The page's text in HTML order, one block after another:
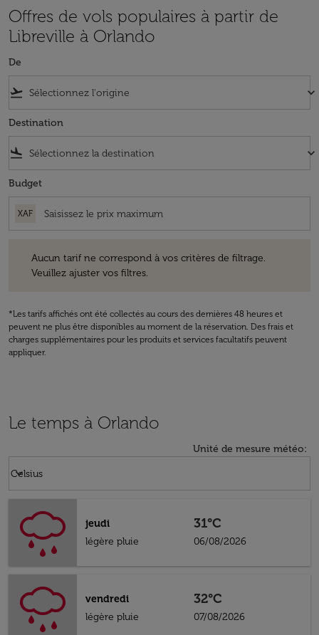
Offres de vols populaires à partir de
Libreville à Orlando
De
flight_takeoff keyboard_arrow_down
Destination
flight_land keyboard_arrow_down
Budget
XAF
Aucun tarif ne correspond à vos critères de filtrage.
Veuillez ajuster vos filtres.
*Les tarifs affichés ont été collectés au cours des dernières 48 heures et
peuvent ne plus être disponibles au moment de la réservation. Des frais et
charges supplémentaires pour les produits et services facultatifs peuvent
appliquer.
Le temps à Orlando
Unité de mesure météo:
Celsius
keyboard_arrow_down
jeudi
légère pluie
31°C
06/08/2026
vendredi
légère pluie
32°C
07/08/2026